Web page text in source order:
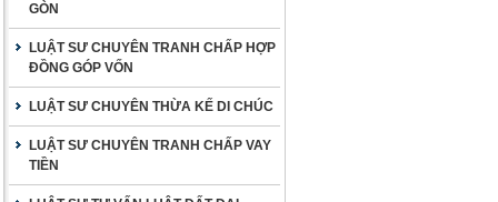
GÒN
LUẬT SƯ CHUYÊN TRANH CHẤP HỢP
ĐỒNG GÓP VỐN
LUẬT SƯ CHUYÊN THỪA KẾ DI CHÚC
LUẬT SƯ CHUYÊN TRANH CHẤP VAY
TIỀN